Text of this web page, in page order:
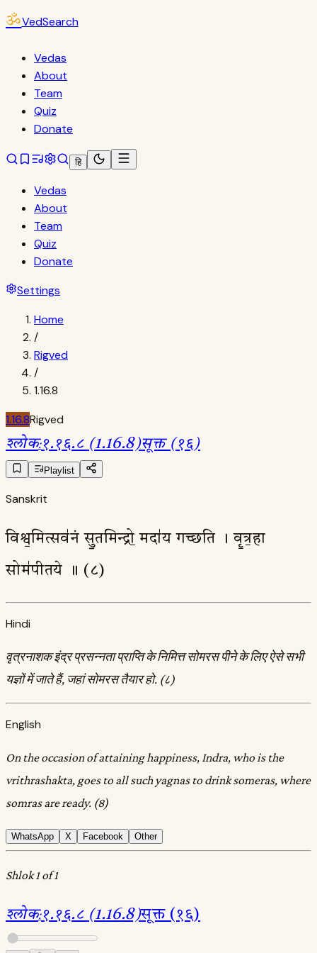
ॐVedSearch
Vedas
About
Team
Quiz
Donate
हि
Vedas
About
Team
Quiz
Donate
Settings
Home
/
Rigved
/
1.16.8
1.16.8Rigved
श्लोक:१.१६.८ (1.16.8)सूक्त (१६)
Playlist
Sanskrit
विश्व॒मित्सव॑नं सु॒तमिन्द्रो॒ मदा॑य गच्छति । वृ॒त्र॒हा
सोम॑पीतये ॥ (८)
Hindi
वृत्रनाशक इंद्र प्रसन्नता प्राप्ति के निमित्त सोमरस पीने के लिए ऐसे सभी
यज्ञों में जाते हैं, जहां सोमरस तैयार हो. (८)
English
On the occasion of attaining happiness, Indra, who is the
vrithrashakta, goes to all such yagnas to drink someras, where
somras are ready. (8)
WhatsApp X Facebook Other
Shlok 1 of 1
श्लोक:१.१६.८ (1.16.8)सूक्त (१६)